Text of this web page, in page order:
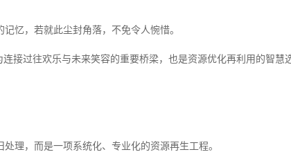
忆，若就此尘封角落，不免令人惋惜。
连接过往欢乐与未来笑容的重要桥梁，也是资源优化再利用的智慧
理，而是一项系统化、专业化的资源再生工程。